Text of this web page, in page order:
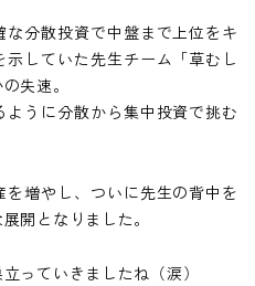
分散投資で中盤まで上位をキ
していた先生チーム「草むし
失速。
うに分散から集中投資で挑む
増やし、ついに先生の背中を
開となりました。
っていきましたね（涙）